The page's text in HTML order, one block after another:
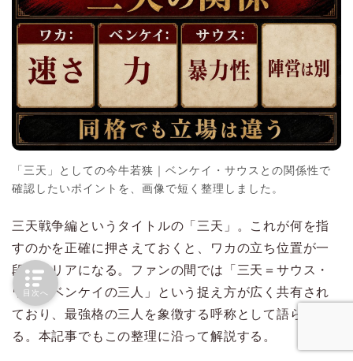
「三天」としての今牛若狭｜ベンケイ・サウスとの関係性で
確認したいポイントを、画像で短く整理しました。
三天戦争編というタイトルの「三天」。これが何を指
すのかを正確に押さえておくと、ワカの立ち位置が一
段とクリアになる。ファンの間では「三天＝サウス・
ワカ・ベンケイの三人」という捉え方が広く共有され
ており、最強格の三人を象徴する呼称として語られ
る。本記事でもこの整理に沿って解説する。
目次へ